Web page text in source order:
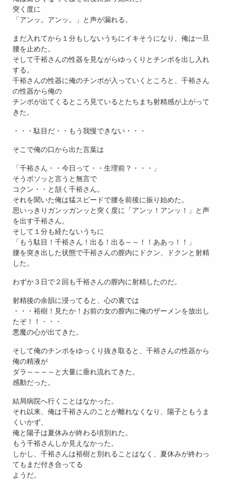
突く度に
「アンッ。アンッ。」と声が漏れる。
まだ入れてから１分もしないうちにイキそうになり、俺は一旦
腰を止めた。
そして千裕さんの性器を見ながらゆっくりとチンポを出し入れ
する。
千裕さんの性器に俺のチンポが入っていくところと、千裕さん
の性器から俺の
チンポが出てくるところ見ているとたちまち射精感が上がって
きた。
・・・駄目だ・・もう我慢できない・・・
そこで俺の口から出た言葉は
「千裕さん・・今日って・・生理前？・・・」
そうボソッと言うと無言で
コクン・・と頷く千裕さん。
それを聞いた俺は猛スピードで腰を前後に振り始めた。
思いっきりガンッガンッと突く度に「アンッ！アンッ！」と声
を出す千裕さん。
そして１分も経たないうちに
「もう駄目！千裕さん！出る！出る～～！！ああっ！！」
腰を突き出した状態で千裕さんの膣内にドクン、ドクンと射精
した。
わずか３日で２回も千裕さんの膣内に射精したのだ。
射精後の余韻に浸ってると、心の裏では
・・・裕樹！見たか！お前の女の膣内に俺のザーメンを放出し
たぞ！！・・・
悪魔の心が出てきた。
そして俺のチンポをゆっくり抜き取ると、千裕さんの性器から
俺の精液が
ダラ～～～～と大量に垂れ流れてきた。
感動だった。
結局病院へ行くことはなかった。
それ以来、俺は千裕さんのことが離れなくなり、陽子ともうま
くいかず、
俺と陽子は夏休みが終わる頃別れた。
もう千裕さんしか見えなかった。
しかし、千裕さんは裕樹と別れることはなく、夏休みが終わっ
てもまだ付き合ってる
ようだ。